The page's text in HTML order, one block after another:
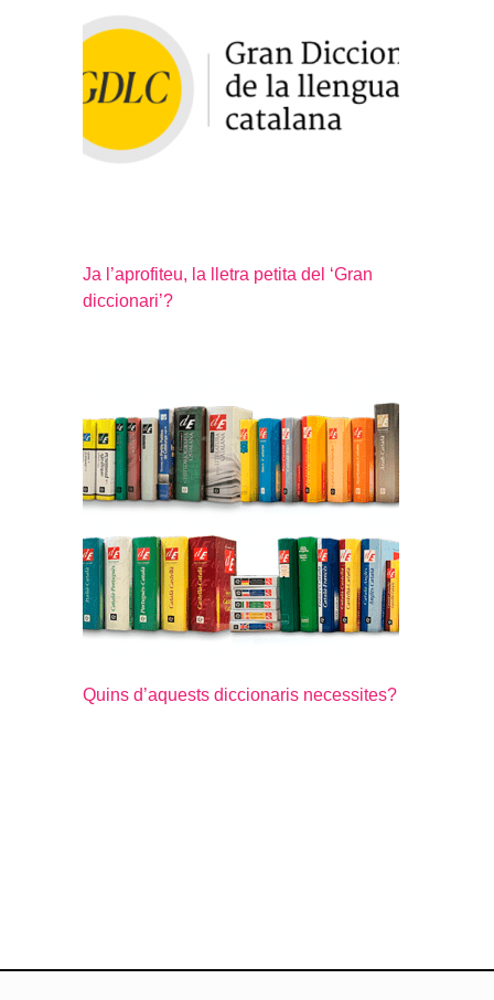
Ja l’aprofiteu, la lletra petita del ‘Gran
diccionari’?
Quins d’aquests diccionaris necessites?